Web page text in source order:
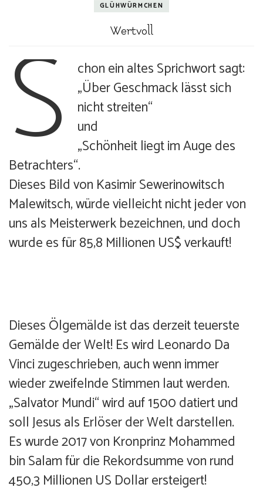
GLÜHWÜRMCHEN
Wertvoll
S
chon ein altes Sprichwort sagt:
„Über Geschmack lässt sich
nicht streiten“
und
„Schönheit liegt im Auge des
Betrachters“.
Dieses Bild von Kasimir Sewerinowitsch
Malewitsch, würde vielleicht nicht jeder von
uns als Meisterwerk bezeichnen, und doch
wurde es für 85,8 Millionen US$ verkauft!
Dieses Ölgemälde ist das derzeit teuerste
Gemälde der Welt! Es wird Leonardo Da
Vinci zugeschrieben, auch wenn immer
wieder zweifelnde Stimmen laut werden.
„Salvator Mundi“ wird auf 1500 datiert und
soll Jesus als Erlöser der Welt darstellen.
Es wurde 2017 von Kronprinz Mohammed
bin Salam für die Rekordsumme von rund
450,3 Millionen US Dollar ersteigert!